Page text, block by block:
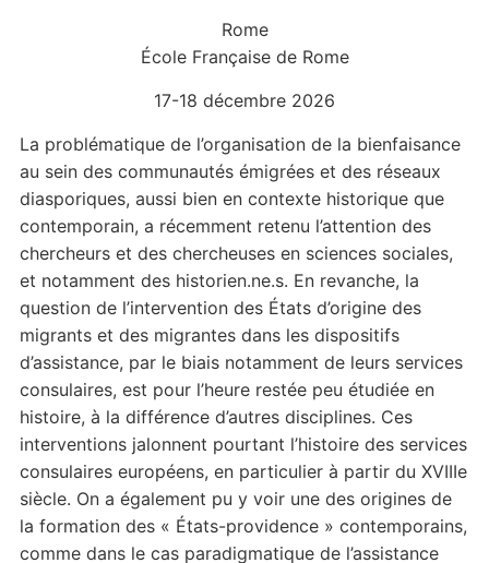
Rome
École Française de Rome
17-18 décembre 2026
La problématique de l’organisation de la bienfaisance
au sein des communautés émigrées et des réseaux
diasporiques, aussi bien en contexte historique que
contemporain, a récemment retenu l’attention des
chercheurs et des chercheuses en sciences sociales,
et notamment des historien.ne.s. En revanche, la
question de l’intervention des États d’origine des
migrants et des migrantes dans les dispositifs
d’assistance, par le biais notamment de leurs services
consulaires, est pour l’heure restée peu étudiée en
histoire, à la différence d’autres disciplines. Ces
interventions jalonnent pourtant l’histoire des services
consulaires européens, en particulier à partir du XVIIIe
siècle. On a également pu y voir une des origines de
la formation des « États-providence » contemporains,
comme dans le cas paradigmatique de l’assistance